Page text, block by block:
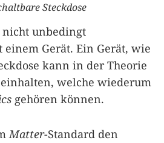
Steckdose
nicht unbedingt
einem Gerät. Ein Gerät, wie
kann in der Theorie
welche wiederum
gehören können.
Matter-Standard den